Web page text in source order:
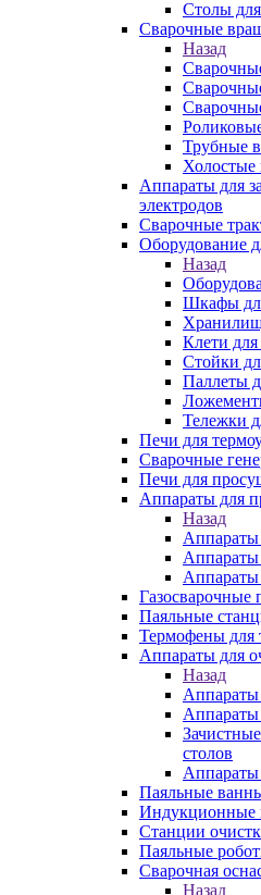
Столы
Сварочные
Назад
Трубные
Холостые
Аппараты для
электродов
Сварочные
Оборудование
Назад
Шкафы
Клети для
Стойки
Паллеты
Тележки
Печи для
Сварочные
Печи для
Аппараты для
Назад
Аппараты
Аппараты
Аппараты
Газосварочные
Паяльные
Термофены для
Аппараты для
Назад
Аппараты
Аппараты
столов
Аппараты
Паяльные
Индукционные
Станции
Паяльные
Сварочная
Назад